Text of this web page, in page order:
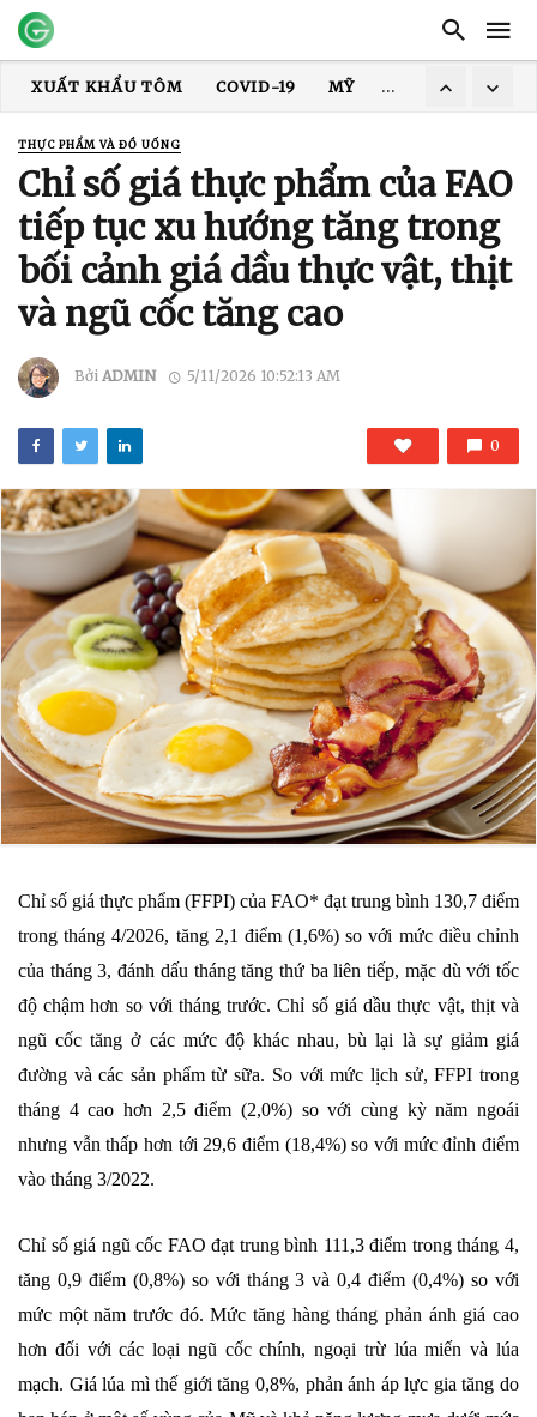
XUẤT KHẨU THỦY SẢN GIÁ TÔM
XUẤT KHẨU CÁ TRA
XUẤT KHẨU TÔM
MỸ
THỰC PHẨM VÀ ĐỒ UỐNG
Chỉ số giá thực phẩm của FAO
tiếp tục xu hướng tăng trong
bối cảnh giá dầu thực vật, thịt
và ngũ cốc tăng cao
Bởi ADMIN 5/11/2026 10:52:13 AM
0
Chỉ số giá thực phẩm (FFPI) của FAO* đạt trung bình 130,7 điểm
trong tháng 4/2026, tăng 2,1 điểm (1,6%) so với mức điều chỉnh
của tháng 3, đánh dấu tháng tăng thứ ba liên tiếp, mặc dù với tốc
độ chậm hơn so với tháng trước. Chỉ số giá dầu thực vật, thịt và
ngũ cốc tăng ở các mức độ khác nhau, bù lại là sự giảm giá
đường và các sản phẩm từ sữa. So với mức lịch sử, FFPI trong
tháng 4 cao hơn 2,5 điểm (2,0%) so với cùng kỳ năm ngoái
nhưng vẫn thấp hơn tới 29,6 điểm (18,4%) so với mức đỉnh điểm
vào tháng 3/2022.
Chỉ số giá ngũ cốc FAO đạt trung bình 111,3 điểm trong tháng 4,
tăng 0,9 điểm (0,8%) so với tháng 3 và 0,4 điểm (0,4%) so với
mức một năm trước đó. Mức tăng hàng tháng phản ánh giá cao
hơn đối với các loại ngũ cốc chính, ngoại trừ lúa miến và lúa
mạch. Giá lúa mì thế giới tăng 0,8%, phản ánh áp lực gia tăng do